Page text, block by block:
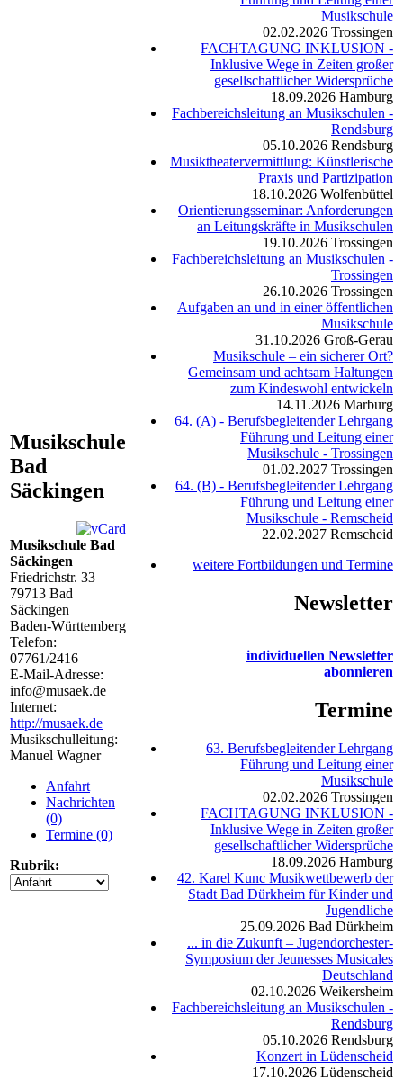
Musikschule
Bad
Säckingen
Musikschule Bad
Säckingen
Friedrichstr. 33
79713 Bad
Säckingen
Baden-Württemberg
Telefon:
07761/2416
E-Mail-Adresse:
info@musaek.de
Internet:
http://musaek.de
Musikschulleitung:
Manuel Wagner
Anfahrt
Nachrichten
(0)
Termine (0)
Rubrik:
Musikschule
02.02.2026 Trossingen
FACHTAGUNG INKLUSION -
Inklusive Wege in Zeiten großer
gesellschaftlicher Widersprüche
18.09.2026 Hamburg
Fachbereichsleitung an Musikschulen -
Rendsburg
05.10.2026 Rendsburg
Musiktheatervermittlung: Künstlerische
Praxis und Partizipation
18.10.2026 Wolfenbüttel
Orientierungsseminar: Anforderungen
an Leitungskräfte in Musikschulen
19.10.2026 Trossingen
Fachbereichsleitung an Musikschulen -
Trossingen
26.10.2026 Trossingen
Aufgaben an und in einer öffentlichen
Musikschule
31.10.2026 Groß-Gerau
Musikschule – ein sicherer Ort?
Gemeinsam und achtsam Haltungen
zum Kindeswohl entwickeln
14.11.2026 Marburg
64. (A) - Berufsbegleitender Lehrgang
Führung und Leitung einer
Musikschule - Trossingen
01.02.2027 Trossingen
64. (B) - Berufsbegleitender Lehrgang
Führung und Leitung einer
Musikschule - Remscheid
22.02.2027 Remscheid
weitere Fortbildungen und Termine
Newsletter
individuellen Newsletter
abonnieren
Termine
63. Berufsbegleitender Lehrgang
Führung und Leitung einer
Musikschule
02.02.2026 Trossingen
FACHTAGUNG INKLUSION -
Inklusive Wege in Zeiten großer
gesellschaftlicher Widersprüche
18.09.2026 Hamburg
42. Karel Kunc Musikwettbewerb der
Stadt Bad Dürkheim für Kinder und
Jugendliche
25.09.2026 Bad Dürkheim
... in die Zukunft – Jugendorchester-
Symposium der Jeunesses Musicales
Deutschland
02.10.2026 Weikersheim
Fachbereichsleitung an Musikschulen -
Rendsburg
05.10.2026 Rendsburg
Konzert in Lüdenscheid
17.10.2026 Lüdenscheid